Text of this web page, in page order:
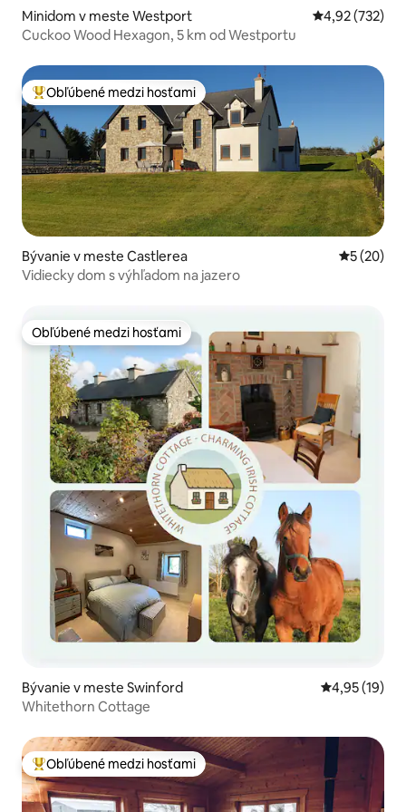
Minidom v meste Westport Priemerné
4,92 (732)
Cuckoo Wood Hexagon, 5 km od Westportu
Najobľúbenejšie medzi hosťami
Obľúbené medzi hosťami
Bývanie v meste Castlerea
5 (20)
Vidiecky dom s výhľadom na jazero
Obľúbené medzi hosťami
Obľúbené medzi hosťami
Bývanie v meste Swinford Priemerné
4,95 (19)
Whitethorn Cottage
Najobľúbenejšie medzi hosťami
Obľúbené medzi hosťami